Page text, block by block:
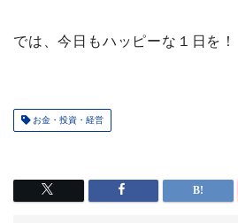
では、今日もハッピーな１日を！
お金・投資・経営